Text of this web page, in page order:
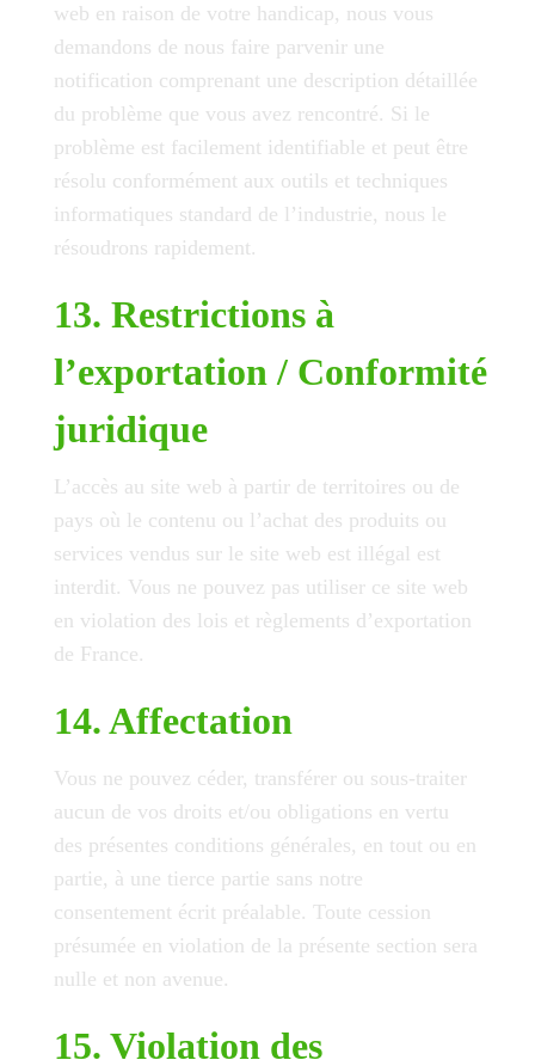
web en raison de votre handicap, nous vous
demandons de nous faire parvenir une
notification comprenant une description détaillée
du problème que vous avez rencontré. Si le
problème est facilement identifiable et peut être
résolu conformément aux outils et techniques
informatiques standard de l’industrie, nous le
résoudrons rapidement.
13. Restrictions à
l’exportation / Conformité
juridique
L’accès au site web à partir de territoires ou de
pays où le contenu ou l’achat des produits ou
services vendus sur le site web est illégal est
interdit. Vous ne pouvez pas utiliser ce site web
en violation des lois et règlements d’exportation
de France.
14. Affectation
Vous ne pouvez céder, transférer ou sous-traiter
aucun de vos droits et/ou obligations en vertu
des présentes conditions générales, en tout ou en
partie, à une tierce partie sans notre
consentement écrit préalable. Toute cession
présumée en violation de la présente section sera
nulle et non avenue.
15. Violation des